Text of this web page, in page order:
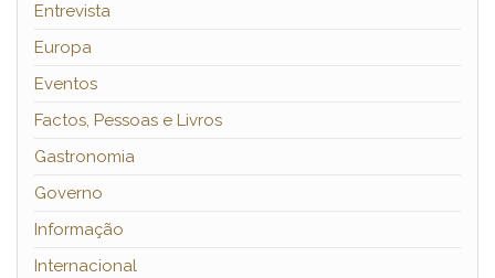
Entrevista
Europa
Eventos
Factos, Pessoas e Livros
Gastronomia
Governo
Informação
Internacional